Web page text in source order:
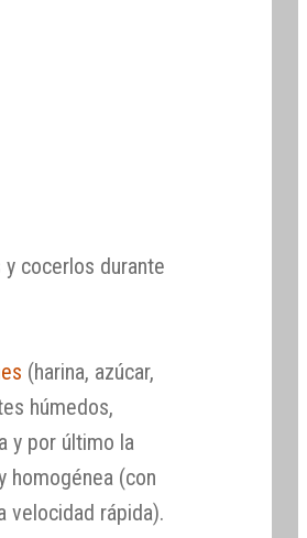
cocerlos durante
(harina, azúcar,
húmedos,
y por último la
homogénea (con
velocidad rápida).